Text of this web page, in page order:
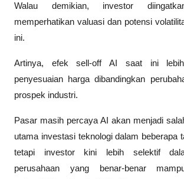
Walau demikian, investor
memperhatikan valuasi dan potensi
ini.
Artinya, efek sell-off AI
saat ini lebih
penyesuaian harga dibandingkan
prospek industri.
Pasar masih percaya AI akan menjadi
utama investasi teknologi dalam beberapa
tetapi investor kini lebih selektif
perusahaan yang benar-benar